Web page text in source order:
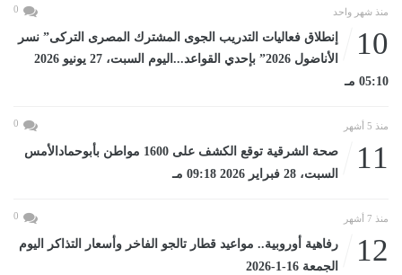
منذ شهر واحد 0
10
إنطلاق فعاليات التدريب الجوى المشترك المصرى التركى” نسر
الأناضول 2026” بإحدي القواعد...اليوم السبت، 27 يونيو 2026
05:10 مـ
منذ 5 أشهر 0
11
صحة الشرقية توقع الكشف على 1600 مواطن بأبوحمادالأمس
السبت، 28 فبراير 2026 09:18 مـ
منذ 7 أشهر 0
12
رفاهية أوروبية.. مواعيد قطار تالجو الفاخر وأسعار التذاكر اليوم
الجمعة 16-1-2026